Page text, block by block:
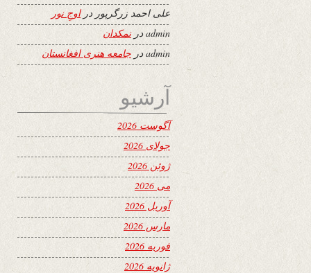
علی احمد زرگرپور دراوجِ نور
adminدرنمکدان
admin در جامعه هنری افغانستان
آرشیو
آگوست 2026
جولای 2026
ژوئن 2026
می 2026
آوریل 2026
مارس 2026
فوریه 2026
ژانویه 2026